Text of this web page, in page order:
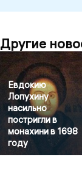
Другие
Евдокию
Лопухину
насильно
постригли в
монахини в 1698
году